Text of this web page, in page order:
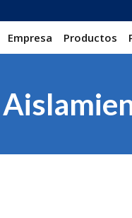
Empresa Productos